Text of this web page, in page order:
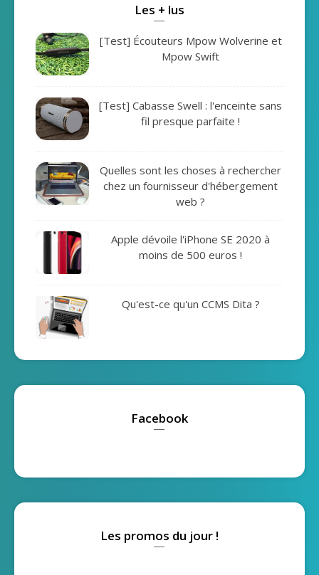
Les + lus
[Test] Écouteurs Mpow Wolverine et
Mpow Swift
[Test] Cabasse Swell : l'enceinte sans
fil presque parfaite !
Quelles sont les choses à rechercher
chez un fournisseur d'hébergement
web ?
Apple dévoile l'iPhone SE 2020 à
moins de 500 euros !
Qu'est-ce qu'un CCMS Dita ?
Facebook
Les promos du jour !